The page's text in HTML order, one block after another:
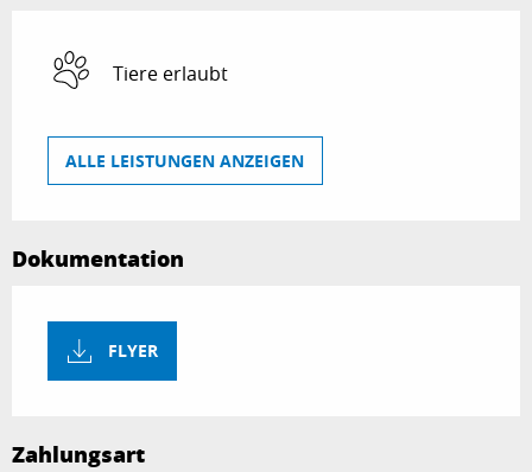
Tiere erlaubt
ALLE LEISTUNGEN ANZEIGEN
Dokumentation
FLYER
Zahlungsart